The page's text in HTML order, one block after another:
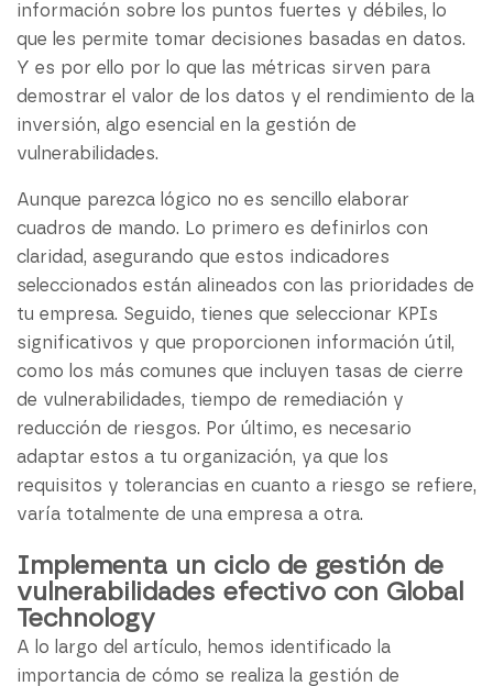
información sobre los puntos fuertes y débiles, lo
que les permite tomar decisiones basadas en datos.
Y es por ello por lo que las métricas sirven para
demostrar el valor de los datos y el rendimiento de la
inversión, algo esencial en la gestión de
vulnerabilidades.
Aunque parezca lógico no es sencillo elaborar
cuadros de mando. Lo primero es definirlos con
claridad, asegurando que estos indicadores
seleccionados están alineados con las prioridades de
tu empresa. Seguido, tienes que seleccionar KPIs
significativos y que proporcionen información útil,
como los más comunes que incluyen tasas de cierre
de vulnerabilidades, tiempo de remediación y
reducción de riesgos. Por último, es necesario
adaptar estos a tu organización, ya que los
requisitos y tolerancias en cuanto a riesgo se refiere,
varía totalmente de una empresa a otra.
Implementa un ciclo de gestión de
vulnerabilidades efectivo con Global
Technology
A lo largo del artículo, hemos identificado la
importancia de cómo se realiza la gestión de